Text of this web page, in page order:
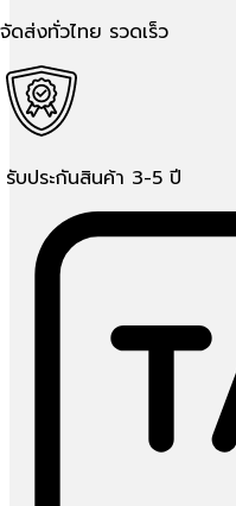
จัดส่งทั่วไทย รวดเร็ว
รับประกันสินค้า 3-5 ปี